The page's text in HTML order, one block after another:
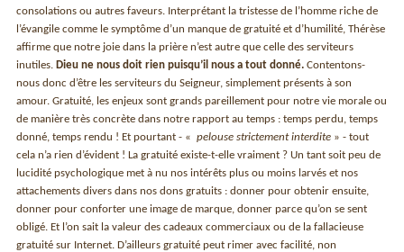
consolations ou autres faveurs. Interprétant la tristesse de l’homme riche de
l’évangile comme le symptôme d’un manque de gratuité et d’humilité, Thérèse
affirme que notre joie dans la prière n’est autre que celle des serviteurs
inutiles.
Dieu ne nous doit rien puisqu’il nous a tout donné. Contentons-
nous donc d’être les serviteurs du Seigneur, simplement présents à son
amour. Gratuité, les enjeux sont grands pareillement pour notre vie morale ou
de manière très concrète dans notre rapport au temps : temps perdu, temps
donné, temps rendu ! Et pourtant - « pelouse strictement interdite » - tout
cela n’a rien d’évident ! La gratuité existe-t-elle vraiment ? Un tant soit peu de
lucidité psychologique met à nu nos intérêts plus ou moins larvés et nos
attachements divers dans nos dons gratuits : donner pour obtenir ensuite,
donner pour conforter une image de marque, donner parce qu’on se sent
obligé. Et l’on sait la valeur des cadeaux commerciaux ou de la fallacieuse
gratuité sur Internet. D’ailleurs gratuité peut rimer avec facilité, non